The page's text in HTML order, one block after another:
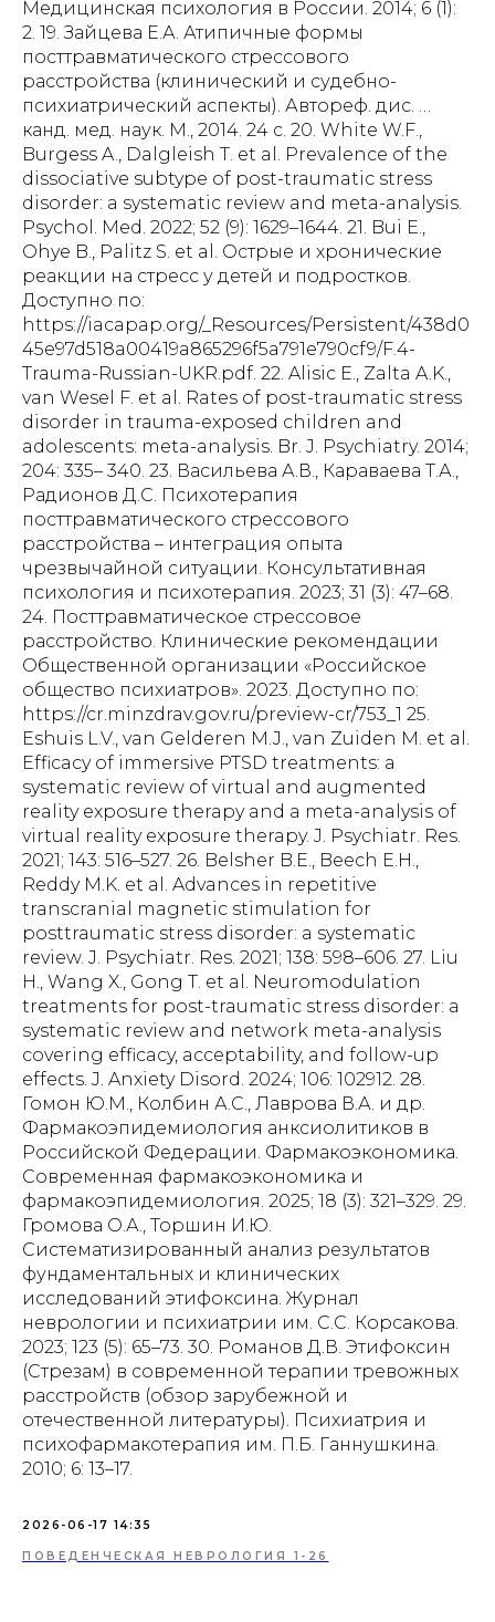
Медицинская психология в России. 2014; 6 (1):
2. 19. Зайцева Е.А. Атипичные формы
посттравматического стрессового
расстройства (клинический и судебно-
психиатрический аспекты). Автореф. дис. …
канд. мед. наук. М., 2014. 24 с. 20. White W.F.,
Burgess A., Dalgleish T. et al. Prevalence of the
dissociative subtype of post-traumatic stress
disorder: a systematic review and meta-analysis.
Psychol. Med. 2022; 52 (9): 1629–1644. 21. Bui E.,
Ohye B., Palitz S. et al. Острые и хронические
реакции на стресс у детей и подростков.
Доступно по:
https://iacapap.org/_Resources/Persistent/438d0
45e97d518a00419a865296f5a791e790cf9/F.4-
Trauma-Russian-UKR.pdf. 22. Alisic E., Zalta A.K.,
van Wesel F. et al. Rates of post-traumatic stress
disorder in trauma-exposed children and
adolescents: meta-analysis. Br. J. Psychiatry. 2014;
204: 335– 340. 23. Васильева А.В., Караваева Т.А.,
Радионов Д.С. Психотерапия
посттравматического стрессового
расстройства – интеграция опыта
чрезвычайной ситуации. Консультативная
психология и психотерапия. 2023; 31 (3): 47–68.
24. Посттравматическое стрессовое
расстройство. Клинические рекомендации
Общественной организации «Российское
общество психиатров». 2023. Доступно по:
https://cr.minzdrav.gov.ru/preview-cr/753_1 25.
Eshuis L.V., van Gelderen M.J., van Zuiden M. et al.
Efficacy of immersive PTSD treatments: a
systematic review of virtual and augmented
reality exposure therapy and a meta-analysis of
virtual reality exposure therapy. J. Psychiatr. Res.
2021; 143: 516–527. 26. Belsher B.E., Beech E.H.,
Reddy M.K. et al. Advances in repetitive
transcranial magnetic stimulation for
posttraumatic stress disorder: a systematic
review. J. Psychiatr. Res. 2021; 138: 598–606. 27. Liu
H., Wang X., Gong T. et al. Neuromodulation
treatments for post-traumatic stress disorder: a
systematic review and network meta-analysis
covering efficacy, acceptability, and follow-up
effects. J. Anxiety Disord. 2024; 106: 102912. 28.
Гомон Ю.М., Колбин А.С., Лаврова В.А. и др.
Фармакоэпидемиология анксиолитиков в
Российской Федерации. Фармакоэкономика.
Современная фармакоэкономика и
фармакоэпидемиология. 2025; 18 (3): 321–329. 29.
Громова О.А., Торшин И.Ю.
Систематизированный анализ результатов
фундаментальных и клинических
исследований этифоксина. Журнал
неврологии и психиатрии им. С.С. Корсакова.
2023; 123 (5): 65–73. 30. Романов Д.В. Этифоксин
(Стрезам) в современной терапии тревожных
расстройств (обзор зарубежной и
отечественной литературы). Психиатрия и
психофармакотерапия им. П.Б. Ганнушкина.
2010; 6: 13–17.
2026-06-17 14:35
ПОВЕДЕНЧЕСКАЯ НЕВРОЛОГИЯ 1-26